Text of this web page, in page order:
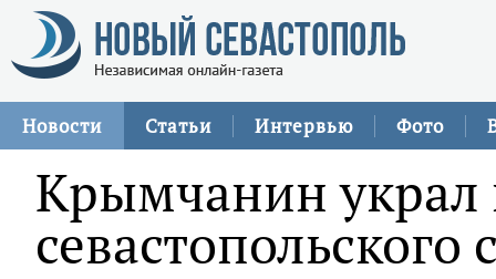
Новости Статьи Интервью Фото
Крымчанин
севастопольского